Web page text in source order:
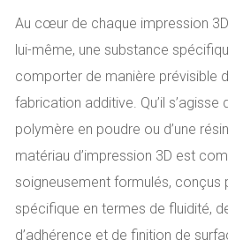
Au cœur de chaque impression
lui-même, une substance
comporter de manière prévisible
fabrication additive. Qu’il s’agisse
polymère en poudre ou d’une
matériau d’impression 3D est
soigneusement formulés, conçus
spécifique en termes de fluidité,
d’adhérence et de finition de